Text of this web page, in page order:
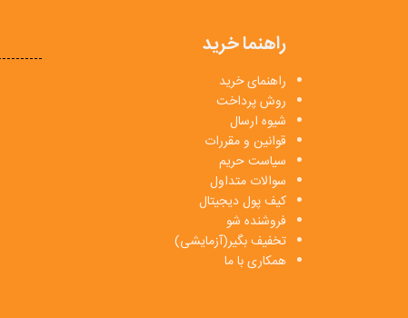
راهنما خرید
راهنمای خرید
روش پرداخت
شیوه ارسال
قوانین و مقررات
سیاست حریم
سوالات متداول
کیف پول دیجیتال
فروشنده شو
تخفیف بگیر(آزمایشی)
همکاری با ما